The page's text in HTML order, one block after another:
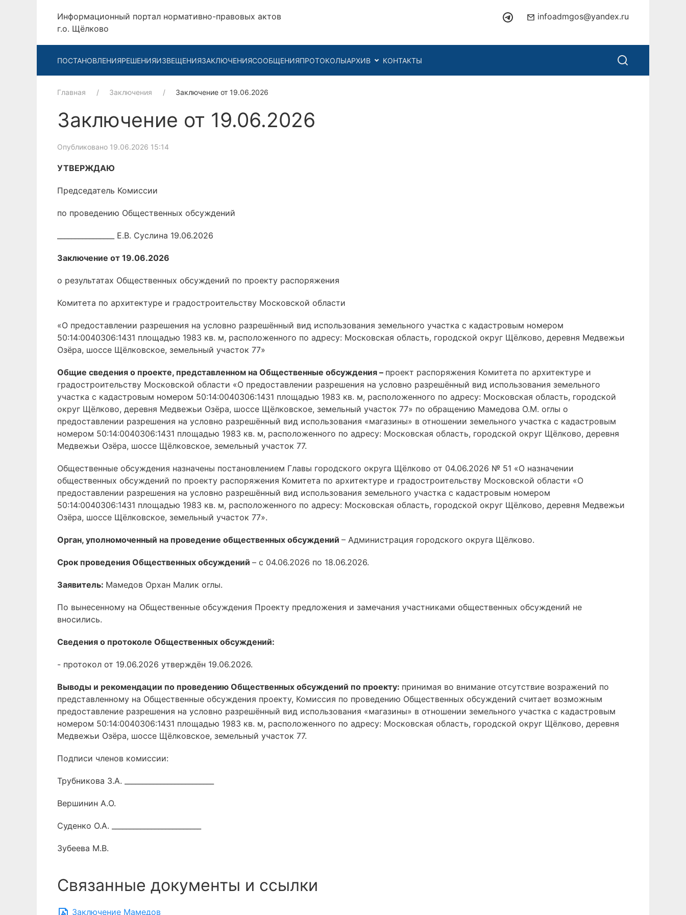
Информационный портал нормативно-правовых актов
г.о. Щёлково
infoadmgos@yandex.ru
ПОСТАНОВЛЕНИЯРЕШЕНИЯИЗВЕЩЕНИЯЗАКЛЮЧЕНИЯСООБЩЕНИЯПРОТОКОЛЫАРХИВ КОНТАКТЫ
Главная Заключения Заключение от 19.06.2026
Заключение от 19.06.2026
Опубликовано 19.06.2026 15:14
УТВЕРЖДАЮ
Председатель Комиссии
по проведению Общественных обсуждений
________________ Е.В. Суслина 19.06.2026
Заключение от 19.06.2026
о результатах Общественных обсуждений по проекту распоряжения
Комитета по архитектуре и градостроительству Московской области
«О предоставлении разрешения на условно разрешённый вид использования земельного участка с кадастровым номером
50:14:0040306:1431 площадью 1983 кв. м, расположенного по адресу: Московская область, городской округ Щёлково, деревня Медвежьи
Озёра, шоссе Щёлковское, земельный участок 77»
Общие сведения о проекте, представленном на Общественные обсуждения – проект распоряжения Комитета по архитектуре и
градостроительству Московской области «О предоставлении разрешения на условно разрешённый вид использования земельного
участка с кадастровым номером 50:14:0040306:1431 площадью 1983 кв. м, расположенного по адресу: Московская область, городской
округ Щёлково, деревня Медвежьи Озёра, шоссе Щёлковское, земельный участок 77» по обращению Мамедова О.М. оглы о
предоставлении разрешения на условно разрешённый вид использования «магазины» в отношении земельного участка с кадастровым
номером 50:14:0040306:1431 площадью 1983 кв. м, расположенного по адресу: Московская область, городской округ Щёлково, деревня
Медвежьи Озёра, шоссе Щёлковское, земельный участок 77.
Общественные обсуждения назначены постановлением Главы городского округа Щёлково от 04.06.2026 № 51 «О назначении
общественных обсуждений по проекту распоряжения Комитета по архитектуре и градостроительству Московской области «О
предоставлении разрешения на условно разрешённый вид использования земельного участка с кадастровым номером
50:14:0040306:1431 площадью 1983 кв. м, расположенного по адресу: Московская область, городской округ Щёлково, деревня Медвежьи
Озёра, шоссе Щёлковское, земельный участок 77».
Орган, уполномоченный на проведение общественных обсуждений – Администрация городского округа Щёлково.
Срок проведения Общественных обсуждений – с 04.06.2026 по 18.06.2026.
Заявитель: Мамедов Орхан Малик оглы.
По вынесенному на Общественные обсуждения Проекту предложения и замечания участниками общественных обсуждений не
вносились.
Сведения о протоколе Общественных обсуждений:
- протокол от 19.06.2026 утверждён 19.06.2026.
Выводы и рекомендации по проведению Общественных обсуждений по проекту: принимая во внимание отсутствие возражений по
представленному на Общественные обсуждения проекту, Комиссия по проведению Общественных обсуждений считает возможным
предоставление разрешения на условно разрешённый вид использования «магазины» в отношении земельного участка с кадастровым
номером 50:14:0040306:1431 площадью 1983 кв. м, расположенного по адресу: Московская область, городской округ Щёлково, деревня
Медвежьи Озёра, шоссе Щёлковское, земельный участок 77.
Подписи членов комиссии:
Трубникова З.А. _________________________
Вершинин А.О.
Суденко О.А. _________________________
Зубеева М.В.
Связанные документы и ссылки
Заключение Мамедов